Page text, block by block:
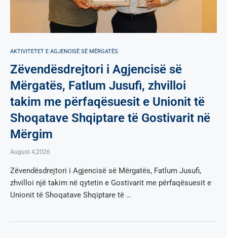
AKTIVITETET E AGJENCISË SË МËRGATËS
Zëvendësdrejtori i Agjencisë së
Mërgatës, Fatlum Jusufi, zhvilloi
takim me përfaqësuesit e Unionit të
Shoqatave Shqiptare të Gostivarit në
Mërgim
August 4,2026
Zëvendësdrejtori i Agjencisë së Mërgatës, Fatlum Jusufi,
zhvilloi një takim në qytetin e Gostivarit me përfaqësuesit e
Unionit të Shoqatave Shqiptare të …